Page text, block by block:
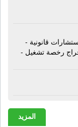
قانونية -
رخصة تشغيل -
المزيد